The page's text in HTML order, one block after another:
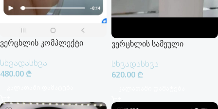
ვერცხლის კომპლექტი
სხვადასხვა
480.00 ₾
ვერცხლის სამეული
სხვადასხვა
620.00 ₾